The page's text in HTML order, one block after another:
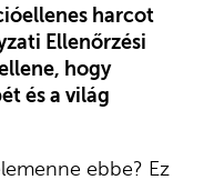
harcot
Ellenőrzési
hogy
és a világ
ebbe? Ez